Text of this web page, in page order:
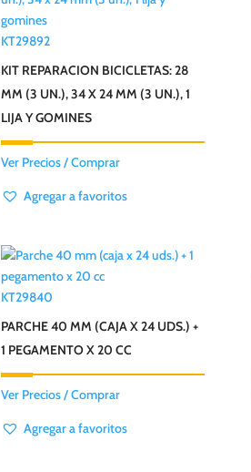
KT29892
KIT REPARACION BICICLETAS: 28
MM (3 UN.), 34 X 24 MM (3 UN.), 1
LIJA Y GOMINES
Ver Precios / Comprar
Agregar a favoritos
KT29840
PARCHE 40 MM (CAJA X 24 UDS.) +
1 PEGAMENTO X 20 CC
Ver Precios / Comprar
Agregar a favoritos